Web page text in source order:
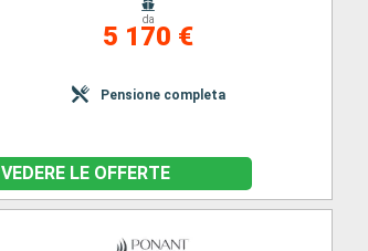
da
5 170 €
Pensione completa
VEDERE LE OFFERTE